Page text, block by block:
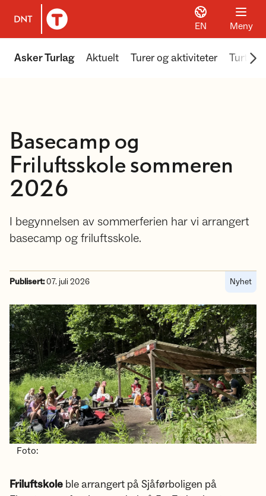
Til DNT.no forside
EN Meny
Asker Turlag Aktuelt Turer og aktiviteter Turtips
Basecamp og
Friluftsskole sommeren
2026
I begynnelsen av sommerferien har vi arrangert
basecamp og friluftsskole.
Publisert:07. juli 2026 Nyhet
Foto:
Friluftskole ble arrangert på Sjåførboligen på